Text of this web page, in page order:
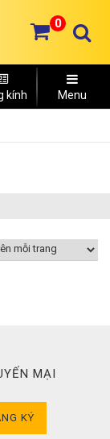
0
kính Menu
MẠI
KÝ